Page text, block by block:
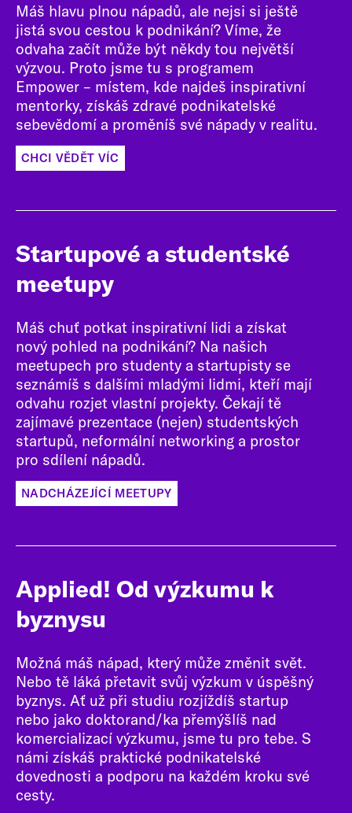
Máš hlavu plnou nápadů, ale nejsi si ještě
jistá svou cestou k podnikání? Víme, že
odvaha začít může být někdy tou největší
výzvou. Proto jsme tu s programem
Empower – místem, kde najdeš inspirativní
mentorky, získáš zdravé podnikatelské
sebevědomí a proměníš své nápady v realitu.
CHCI VĚDĚT VÍC
Startupové a studentské
meetupy
Máš chuť potkat inspirativní lidi a získat
nový pohled na podnikání? Na našich
meetupech pro studenty a startupisty se
seznámíš s dalšími mladými lidmi, kteří mají
odvahu rozjet vlastní projekty. Čekají tě
zajímavé prezentace (nejen) studentských
startupů, neformální networking a prostor
pro sdílení nápadů.
NADCHÁZEJÍCÍ MEETUPY
Applied! Od výzkumu k
byznysu
Možná máš nápad, který může změnit svět.
Nebo tě láká přetavit svůj výzkum v úspěšný
byznys. Ať už při studiu rozjíždíš startup
nebo jako doktorand/ka přemýšlíš nad
komercializací výzkumu, jsme tu pro tebe. S
námi získáš praktické podnikatelské
dovednosti a podporu na každém kroku své
cesty.